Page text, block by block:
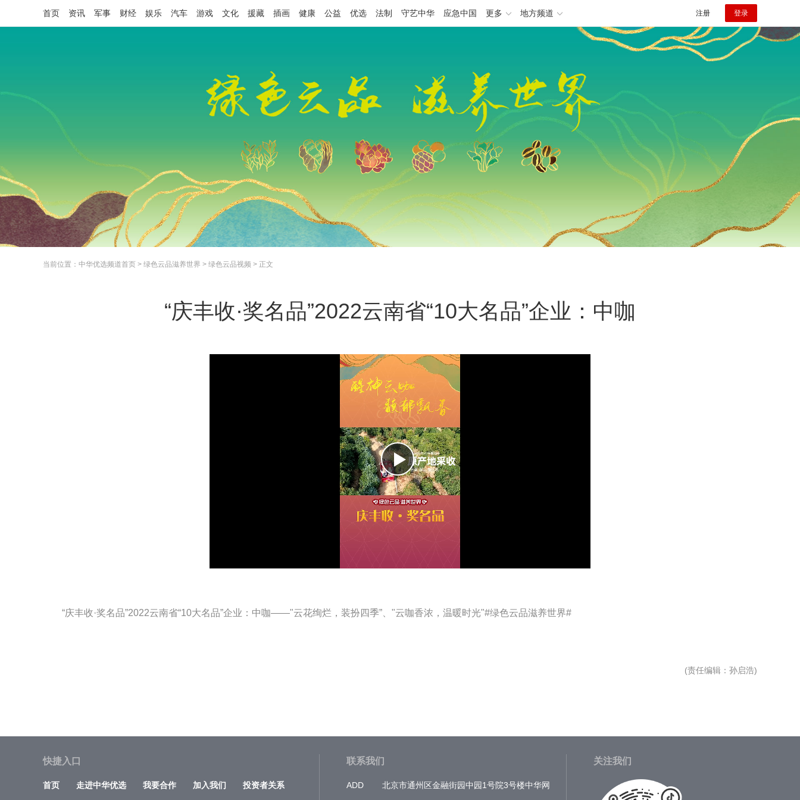
首页 资讯 军事 财经 娱乐 汽车 游戏 文化 援藏 插画 健康 公益 优选 法制 守艺中华 应急中国 更多 地方频道 注册 登录
当前位置： 中华优选频道首页 > 绿色云品滋养世界 > 绿色云品视频 > 正文
“庆丰收·奖名品”2022云南省“10大名品”企业：中咖
“庆丰收·奖名品”2022云南省“10大名品”企业：中咖——"云花绚烂，装扮四季”、"云咖香浓，温暖时光"#绿色云品滋养世界#
(责任编辑 ：孙启浩)
快捷入口
首页 走进中华优选 我要合作 加入我们 投资者关系
联系我们
ADD 北京市通州区金融街园中园1号院3号楼中华网
关注我们